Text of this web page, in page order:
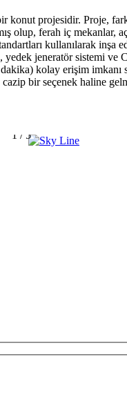
konut projesidir. Proje,
ferah iç mekanlar,
kullanılarak inşa
yedek jeneratör sistemi
kolay erişim imkanı
bir seçenek haline
1 / 5